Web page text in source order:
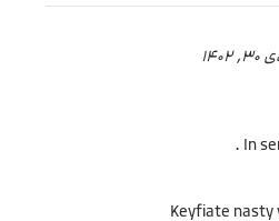
1402
In
Keyfiate nasty